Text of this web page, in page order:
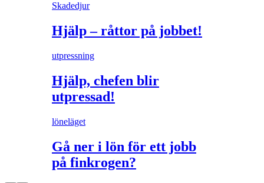
Skadedjur
Hjälp – råttor på jobbet!
utpressning
Hjälp, chefen blir
utpressad!
löneläget
Gå ner i lön för ett jobb
på finkrogen?